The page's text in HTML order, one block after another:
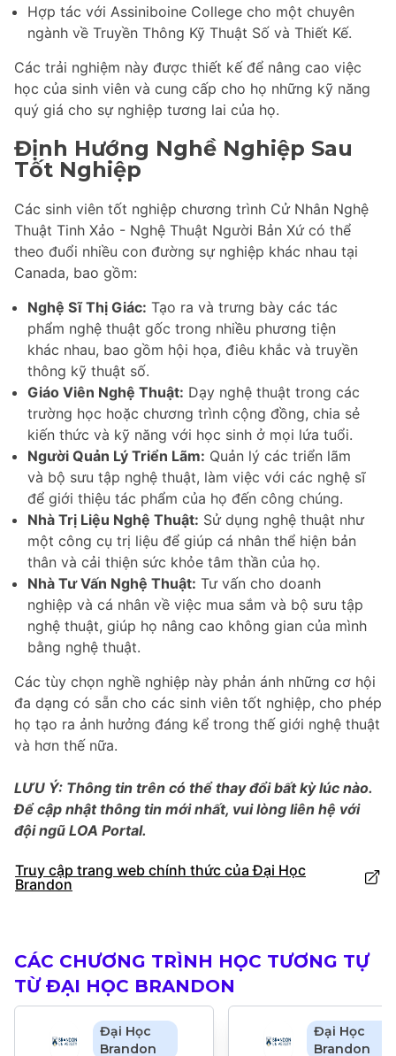
Hợp tác với Assiniboine College cho một chuyên
ngành về Truyền Thông Kỹ Thuật Số và Thiết Kế.
Các trải nghiệm này được thiết kế để nâng cao việc
học của sinh viên và cung cấp cho họ những kỹ năng
quý giá cho sự nghiệp tương lai của họ.
Định Hướng Nghề Nghiệp Sau
Tốt Nghiệp
Các sinh viên tốt nghiệp chương trình Cử Nhân Nghệ
Thuật Tinh Xảo - Nghệ Thuật Người Bản Xứ có thể
theo đuổi nhiều con đường sự nghiệp khác nhau tại
Canada, bao gồm:
Nghệ Sĩ Thị Giác: Tạo ra và trưng bày các tác
phẩm nghệ thuật gốc trong nhiều phương tiện
khác nhau, bao gồm hội họa, điêu khắc và truyền
thông kỹ thuật số.
Giáo Viên Nghệ Thuật: Dạy nghệ thuật trong các
trường học hoặc chương trình cộng đồng, chia sẻ
kiến thức và kỹ năng với học sinh ở mọi lứa tuổi.
Người Quản Lý Triển Lãm: Quản lý các triển lãm
và bộ sưu tập nghệ thuật, làm việc với các nghệ sĩ
để giới thiệu tác phẩm của họ đến công chúng.
Nhà Trị Liệu Nghệ Thuật: Sử dụng nghệ thuật như
một công cụ trị liệu để giúp cá nhân thể hiện bản
thân và cải thiện sức khỏe tâm thần của họ.
Nhà Tư Vấn Nghệ Thuật: Tư vấn cho doanh
nghiệp và cá nhân về việc mua sắm và bộ sưu tập
nghệ thuật, giúp họ nâng cao không gian của mình
bằng nghệ thuật.
Các tùy chọn nghề nghiệp này phản ánh những cơ hội
đa dạng có sẵn cho các sinh viên tốt nghiệp, cho phép
họ tạo ra ảnh hưởng đáng kể trong thế giới nghệ thuật
và hơn thế nữa.
LƯU Ý: Thông tin trên có thể thay đổi bất kỳ lúc nào.
Để cập nhật thông tin mới nhất, vui lòng liên hệ với
đội ngũ LOA Portal.
Truy cập trang web chính thức của Đại Học
Brandon
CÁC CHƯƠNG TRÌNH HỌC TƯƠNG TỰ
TỪ ĐẠI HỌC BRANDON
Đại Học
Brandon
Đại Học
Brandon